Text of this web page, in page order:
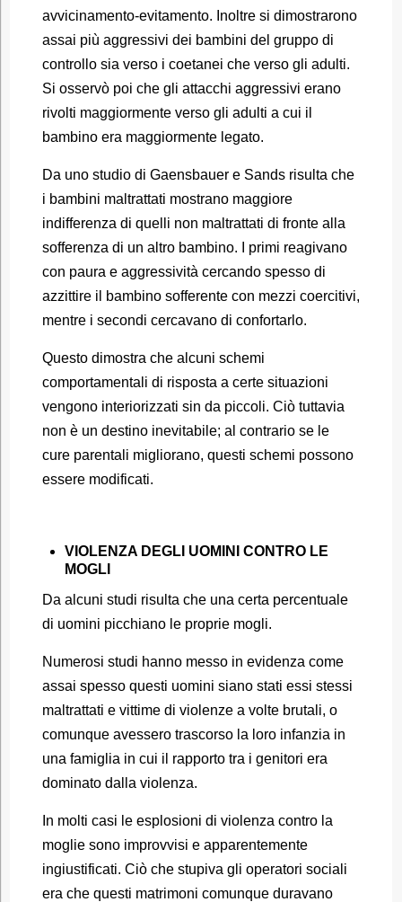
avvicinamento-evitamento. Inoltre si dimostrarono
assai più aggressivi dei bambini del gruppo di
controllo sia verso i coetanei che verso gli adulti.
Si osservò poi che gli attacchi aggressivi erano
rivolti maggiormente verso gli adulti a cui il
bambino era maggiormente legato.
Da uno studio di Gaensbauer e Sands risulta che
i bambini maltrattati mostrano maggiore
indifferenza di quelli non maltrattati di fronte alla
sofferenza di un altro bambino. I primi reagivano
con paura e aggressività cercando spesso di
azzittire il bambino sofferente con mezzi coercitivi,
mentre i secondi cercavano di confortarlo.
Questo dimostra che alcuni schemi
comportamentali di risposta a certe situazioni
vengono interiorizzati sin da piccoli. Ciò tuttavia
non è un destino inevitabile; al contrario se le
cure parentali migliorano, questi schemi possono
essere modificati.
VIOLENZA DEGLI UOMINI CONTRO LE
MOGLI
Da alcuni studi risulta che una certa percentuale
di uomini picchiano le proprie mogli.
Numerosi studi hanno messo in evidenza come
assai spesso questi uomini siano stati essi stessi
maltrattati e vittime di violenze a volte brutali, o
comunque avessero trascorso la loro infanzia in
una famiglia in cui il rapporto tra i genitori era
dominato dalla violenza.
In molti casi le esplosioni di violenza contro la
moglie sono improvvisi e apparentemente
ingiustificati. Ciò che stupiva gli operatori sociali
era che questi matrimoni comunque duravano